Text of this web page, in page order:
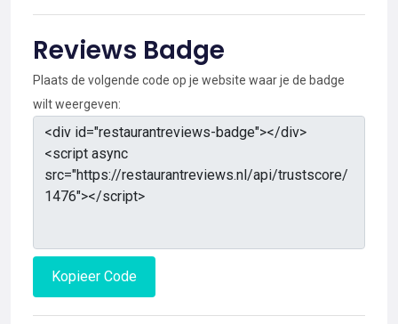
Reviews Badge
Plaats de volgende code op je website waar je de badge
wilt weergeven:
Kopieer Code